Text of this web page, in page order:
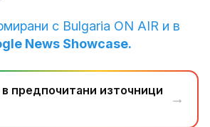
с Bulgaria ON AIR и в
News Showcase.
предпочитани източници
→